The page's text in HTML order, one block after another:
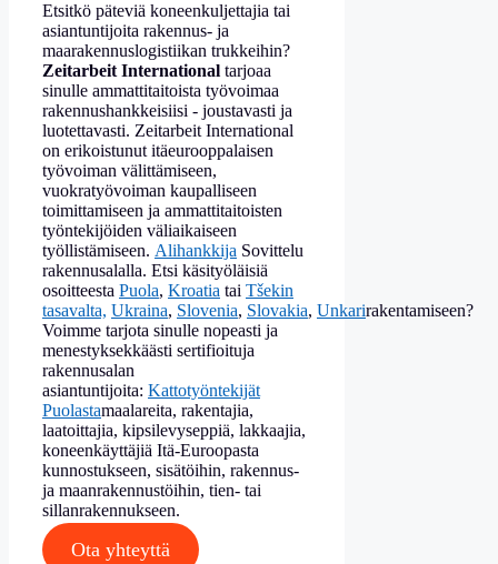
Etsitkö päteviä koneenkuljettajia tai
asiantuntijoita rakennus- ja
maarakennuslogistiikan trukkeihin?
Zeitarbeit International tarjoaa
sinulle ammattitaitoista työvoimaa
rakennushankkeisiisi - joustavasti ja
luotettavasti. Zeitarbeit International
on erikoistunut itäeurooppalaisen
työvoiman välittämiseen,
vuokratyövoiman kaupalliseen
toimittamiseen ja ammattitaitoisten
työntekijöiden väliaikaiseen
työllistämiseen. Alihankkija Sovittelu
rakennusalalla. Etsi käsityöläisiä
osoitteesta Puola, Kroatia tai Tšekin
tasavalta, Ukraina, Slovenia, Slovakia, Unkarirakentamiseen?
Voimme tarjota sinulle nopeasti ja
menestyksekkäästi sertifioituja
rakennusalan
asiantuntijoita: Kattotyöntekijät
Puolastamaalareita, rakentajia,
laatoittajia, kipsilevyseppiä, lakkaajia,
koneenkäyttäjiä Itä-Euroopasta
kunnostukseen, sisätöihin, rakennus-
ja maanrakennustöihin, tien- tai
sillanrakennukseen.
Ota yhteyttä